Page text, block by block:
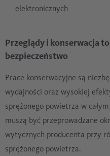
elektronicznych
Przeglądy i konserwacja
bezpieczeństwo
Prace konserwacyjne są
wydajności oraz wysokiej
sprężonego powietrza w
muszą być przeprowadzane
wytycznych producenta przy
sprężonego powietrza.